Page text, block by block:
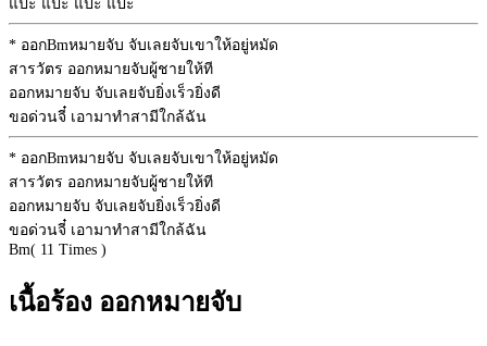
แปะ แปะ แปะ แปะ
* ออกBmหมายจับ จับเลยจับเขาให้อยู่หมัด
สารวัตร ออกหมายจับผู้ชายให้ที
ออกหมายจับ จับเลยจับยิ่งเร็วยิ่งดี
ขอด่วนจี๋ เอามาทำสามีใกล้ฉัน
* ออกBmหมายจับ จับเลยจับเขาให้อยู่หมัด
สารวัตร ออกหมายจับผู้ชายให้ที
ออกหมายจับ จับเลยจับยิ่งเร็วยิ่งดี
ขอด่วนจี๋ เอามาทำสามีใกล้ฉัน
Bm( 11 Times )
เนื้อร้อง ออกหมายจับ